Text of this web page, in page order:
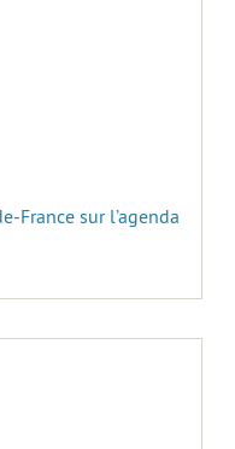
France sur l’agenda